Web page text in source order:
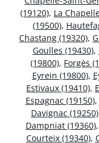
(19120), La
(19500),
Chastang (19320),
Goulles (19430),
(19800), Forgès
Eyrein (19800),
Estivaux (19410),
Espagnac (19150),
Davignac (19250)
Dampniat (19360),
Courteix (19340),